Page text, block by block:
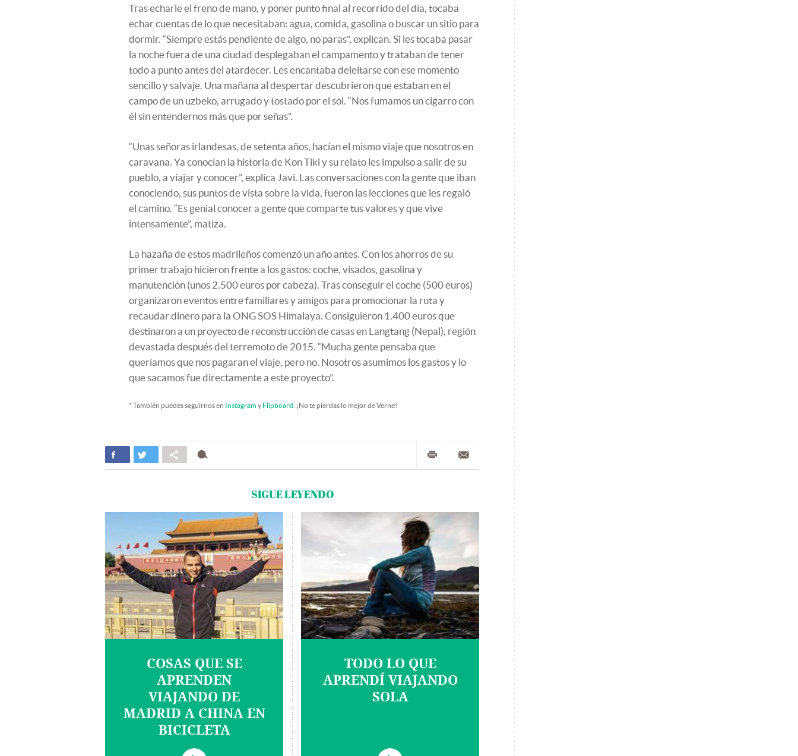
Tras echarle el freno de mano, y poner punto final al recorrido del día, tocaba
echar cuentas de lo que necesitaban: agua, comida, gasolina o buscar un sitio para
dormir. “Siempre estás pendiente de algo, no paras”, explican. Si les tocaba pasar
la noche fuera de una ciudad desplegaban el campamento y trataban de tener
todo a punto antes del atardecer. Les encantaba deleitarse con ese momento
sencillo y salvaje. Una mañana al despertar descubrieron que estaban en el
campo de un uzbeko, arrugado y tostado por el sol. “Nos fumamos un cigarro con
él sin entendernos más que por señas”.
“Unas señoras irlandesas, de setenta años, hacían el mismo viaje que nosotros en
caravana. Ya conocían la historia de Kon Tiki y su relato les impulso a salir de su
pueblo, a viajar y conocer”, explica Javi. Las conversaciones con la gente que iban
conociendo, sus puntos de vista sobre la vida, fueron las lecciones que les regaló
el camino. “Es genial conocer a gente que comparte tus valores y que vive
intensamente”, matiza.
La hazaña de estos madrileños comenzó un año antes. Con los ahorros de su
primer trabajo hicieron frente a los gastos: coche, visados, gasolina y
manutención (unos 2.500 euros por cabeza). Tras conseguir el coche (500 euros)
organizaron eventos entre familiares y amigos para promocionar la ruta y
recaudar dinero para la ONG SOS Himalaya. Consiguieron 1.400 euros que
destinaron a un proyecto de reconstrucción de casas en Langtang (Nepal), región
devastada después del terremoto de 2015. “Mucha gente pensaba que
queríamos que nos pagaran el viaje, pero no. Nosotros asumimos los gastos y lo
que sacamos fue directamente a este proyecto”.
* También puedes seguirnos en Instagramy Flipboard . ¡No te pierdas lo mejor de Verne!
SIGUE LEYENDO
COSAS QUE SE
APRENDEN
VIAJANDO DE
MADRID A CHINA EN
BICICLETA
TODO LO QUE
APRENDÍ VIAJANDO
SOLA